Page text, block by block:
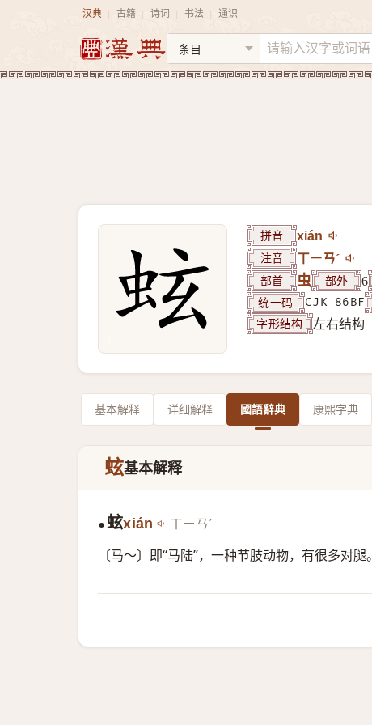
汉典 古籍 诗词 书法 通识
拼音 xián
注音 ㄒㄧㄢˊ
部首 虫 部外 6
统一码 CJK 86BF
字形结构 左右结构
基本解释 详细解释 國語辭典 康熙字典
蚿基本解释
● 蚿xián ㄒㄧㄢˊ
〔马～〕即“马陆”，一种节肢动物，有很多对腿。